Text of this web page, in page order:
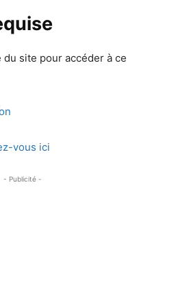
site pour accéder à ce
vous ici
- Publicité -